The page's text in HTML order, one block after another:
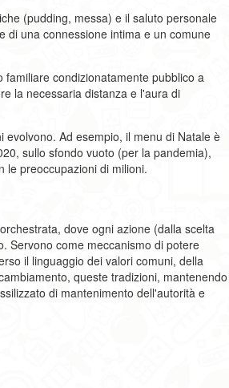
(pudding, messa) e il saluto personale
di una connessione intima e un comune
condizionatamente pubblico a
la necessaria distanza e l'aura di
Ad esempio, il menu di Natale è
sullo sfondo vuoto (per la pandemia),
le preoccupazioni di milioni.
dove ogni azione (dalla scelta
Servono come meccanismo di potere
il linguaggio dei valori comuni, della
queste tradizioni, mantenendo
di mantenimento dell'autorità e